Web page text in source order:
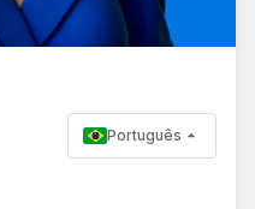
Português